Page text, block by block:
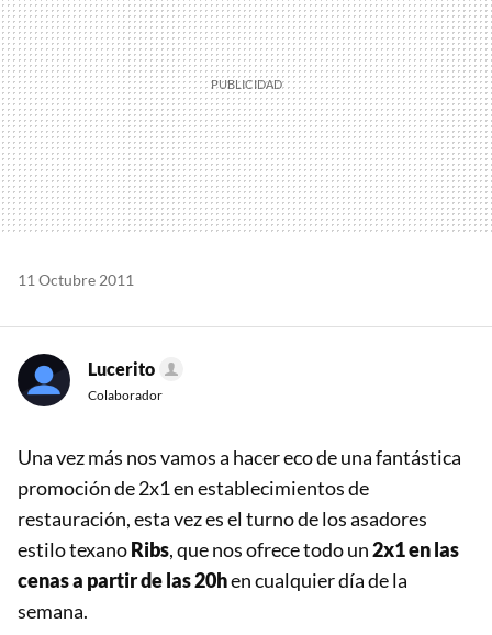
11 Octubre 2011
Lucerito
Colaborador
Una vez más nos vamos a hacer eco de una fantástica
promoción de 2x1 en establecimientos de
restauración, esta vez es el turno de los asadores
estilo texanoRibs, que nos ofrece todo un2x1 en las
cenas a partir de las 20hen cualquier día de la
semana.